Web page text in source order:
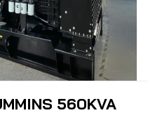
560KVA